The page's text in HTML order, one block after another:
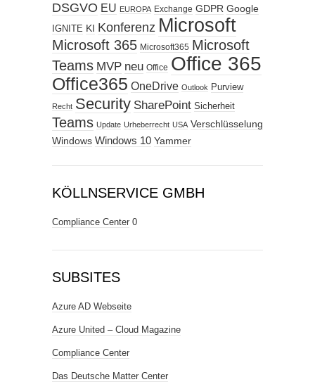
DSGVO EU EUROPA Exchange GDPR Google
IGNITE KI Konferenz Microsoft
Microsoft 365 Microsoft365 Microsoft
Teams MVP neu Office Office 365
Office365 OneDrive Outlook Purview
Recht Security SharePoint Sicherheit
Teams Update Urheberrecht USA Verschlüsselung
Windows Windows 10 Yammer
KÖLLNSERVICE GMBH
Compliance Center 0
SUBSITES
Azure AD Webseite
Azure United – Cloud Magazine
Compliance Center
Das Deutsche Matter Center